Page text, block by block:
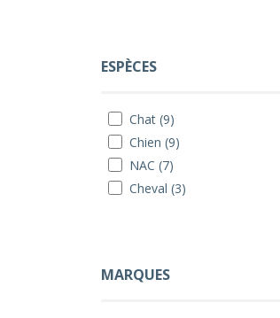
ESPÈCES
Chat (9)
Chien (9)
NAC (7)
Cheval (3)
MARQUES